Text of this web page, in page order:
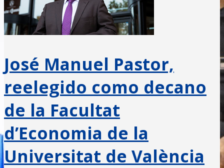
José Manuel Pastor,
reelegido como decano
de la Facultat
d’Economia de la
Universitat de València